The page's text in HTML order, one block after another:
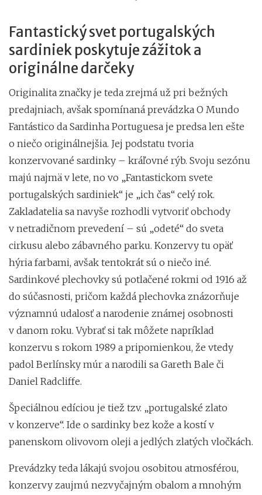
Fantastický svet portugalských
sardiniek poskytuje zážitok a
originálne darčeky
Originalita značky je teda zrejmá už pri bežných
predajniach, avšak spomínaná prevádzka O Mundo
Fantástico da Sardinha Portuguesa je predsa len ešte
o niečo originálnejšia. Jej podstatu tvoria
konzervované sardinky – kráľovné rýb. Svoju sezónu
majú najmä v lete, no vo „Fantastickom svete
portugalských sardiniek“ je „ich čas“ celý rok.
Zakladatelia sa navyše rozhodli vytvoriť obchody
v netradičnom prevedení – sú „odeté“ do sveta
cirkusu alebo zábavného parku. Konzervy tu opäť
hýria farbami, avšak tentokrát sú o niečo iné.
Sardinkové plechovky sú potlačené rokmi od 1916 až
do súčasnosti, pričom každá plechovka znázorňuje
významnú udalosť a narodenie známej osobnosti
v danom roku. Vybrať si tak môžete napríklad
konzervu s rokom 1989 a pripomienkou, že vtedy
padol Berlínsky múr a narodili sa Gareth Bale či
Daniel Radcliffe.
Špeciálnou edíciou je tiež tzv. „portugalské zlato
v konzerve“. Ide o sardinky bez kože a kostí v
panenskom olivovom oleji a jedlých zlatých vločkách.
Prevádzky teda lákajú svojou osobitou atmosférou,
konzervy zaujmú nezvyčajným obalom a mnohým